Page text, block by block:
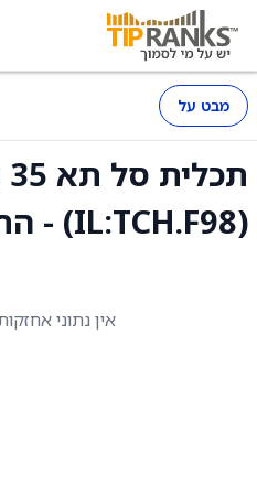
מבט על
(IL:TCH.F98) - החזקות
אין נתוני